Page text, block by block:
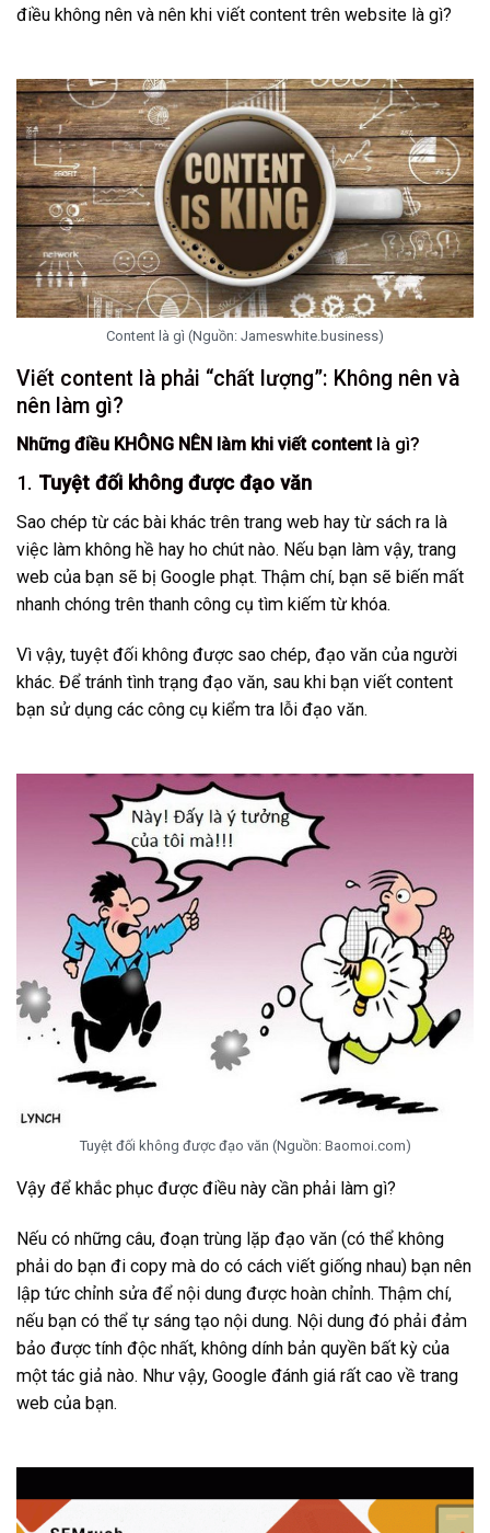
điều không nên và nên khi viết content trên website là gì?
Content là gì (Nguồn: Jameswhite.business)
Viết content là phải “chất lượng”: Không nên và
nên làm gì?
Những điều KHÔNG NÊN làm khi viết contentlà gì?
1. Tuyệt đối không được đạo văn
Sao chép từ các bài khác trên trang web hay từ sách ra là
việc làm không hề hay ho chút nào. Nếu bạn làm vậy, trang
web của bạn sẽ bị Google phạt. Thậm chí, bạn sẽ biến mất
nhanh chóng trên thanh công cụ tìm kiếm từ khóa.
Vì vậy, tuyệt đối không được sao chép, đạo văn của người
khác. Để tránh tình trạng đạo văn, sau khi bạn viết content
bạn sử dụng các công cụ kiểm tra lỗi đạo văn.
Tuyệt đối không được đạo văn (Nguồn: Baomoi.com)
Vậy để khắc phục được điều này cần phải làm gì?
Nếu có những câu, đoạn trùng lặp đạo văn (có thể không
phải do bạn đi copy mà do có cách viết giống nhau) bạn nên
lập tức chỉnh sửa để nội dung được hoàn chỉnh. Thậm chí,
nếu bạn có thể tự sáng tạo nội dung. Nội dung đó phải đảm
bảo được tính độc nhất, không dính bản quyền bất kỳ của
một tác giả nào. Như vậy, Google đánh giá rất cao về trang
web của bạn.